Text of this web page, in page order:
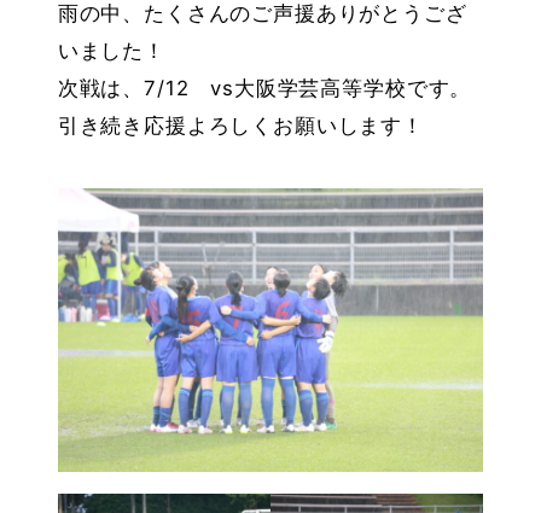
雨の中、たくさんのご声援ありがとうござ
いました！
次戦は、7/12 vs大阪学芸高等学校です。
引き続き応援よろしくお願いします！